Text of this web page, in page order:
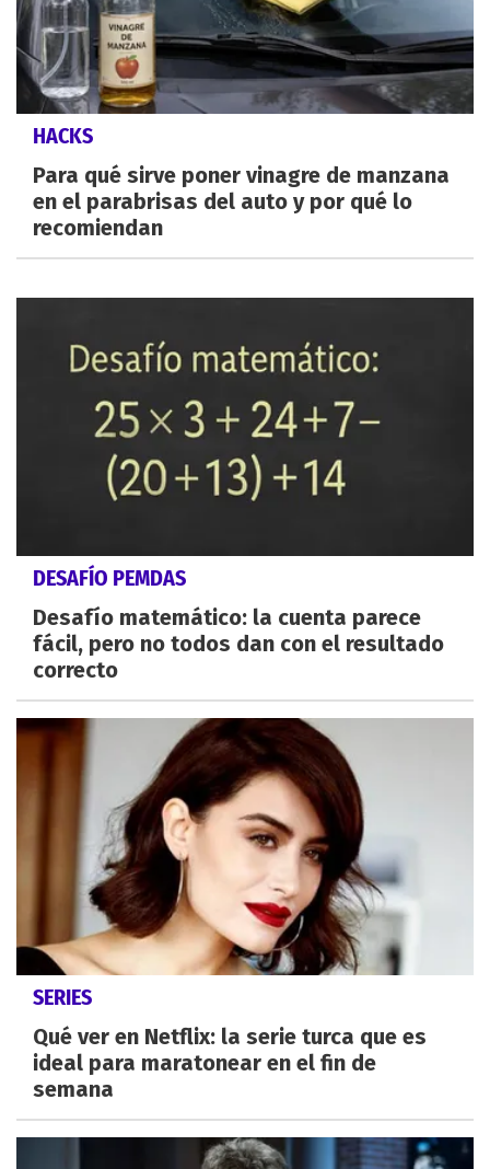
HACKS
Para qué sirve poner vinagre de manzana
en el parabrisas del auto y por qué lo
recomiendan
DESAFÍO PEMDAS
Desafío matemático: la cuenta parece
fácil, pero no todos dan con el resultado
correcto
SERIES
Qué ver en Netflix: la serie turca que es
ideal para maratonear en el fin de
semana